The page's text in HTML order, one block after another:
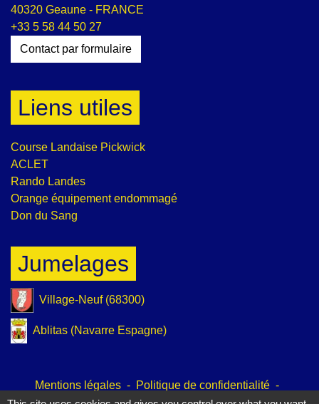
40320 Geaune - FRANCE
+33 5 58 44 50 27
Contact par formulaire
Liens utiles
Course Landaise Pickwick
ACLET
Rando Landes
Orange équipement endommagé
Don du Sang
Jumelages
Village-Neuf (68300)
Ablitas (Navarre Espagne)
Mentions légales - Politique de confidentialité -